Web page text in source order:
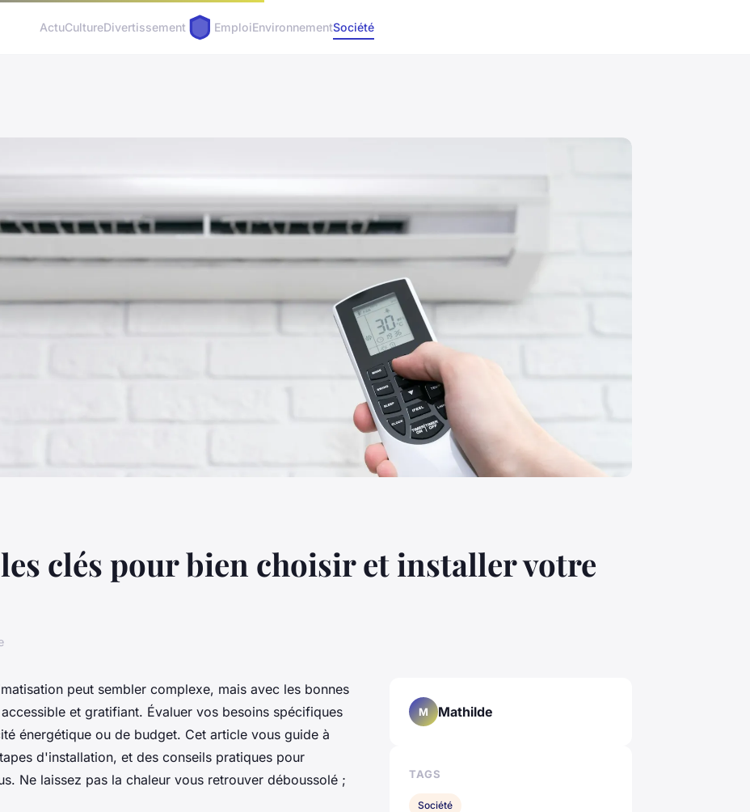
ActuCultureDivertissement EmploiEnvironnementSociété
clés pour bien choisir et installer votre
peut sembler complexe, mais avec les bonnes
et gratifiant. Évaluer vos besoins spécifiques
énergétique ou de budget. Cet article vous guide à
d'installation, et des conseils pratiques pour
Ne laissez pas la chaleur vous retrouver déboussolé ;
M Mathilde
TAGS
Société